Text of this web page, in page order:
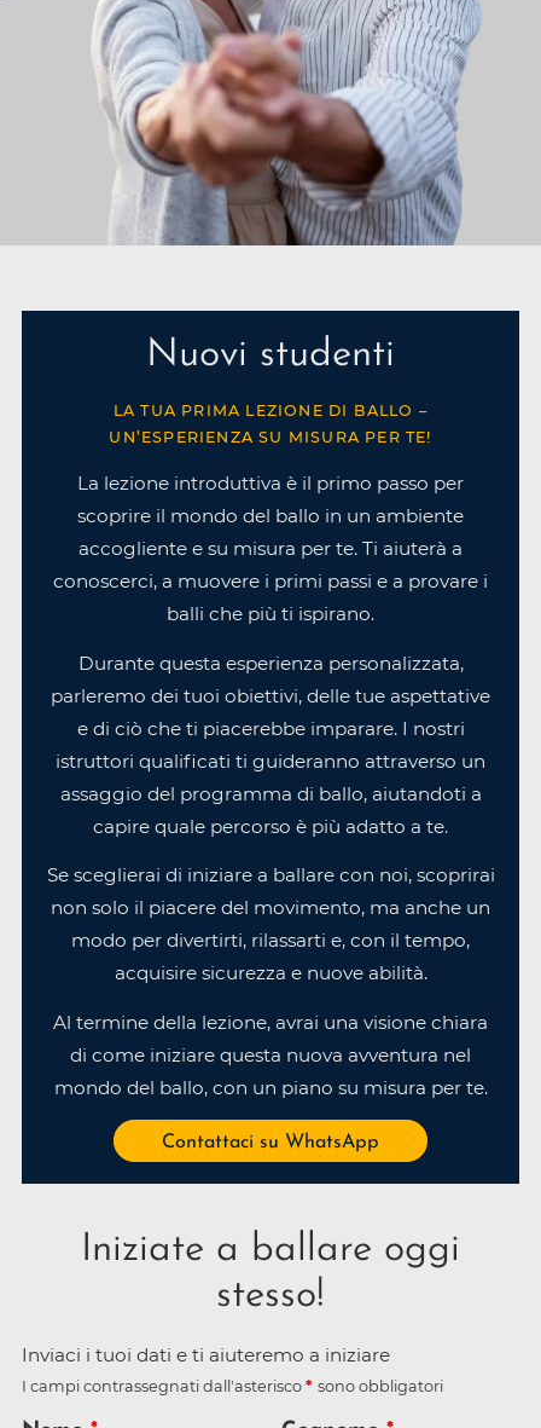
Nuovi studenti
LA TUA PRIMA LEZIONE DI BALLO –
UN’ESPERIENZA SU MISURA PER TE!
La lezione introduttiva è il primo passo per
scoprire il mondo del ballo in un ambiente
accogliente e su misura per te. Ti aiuterà a
conoscerci, a muovere i primi passi e a provare i
balli che più ti ispirano.
Durante questa esperienza personalizzata,
parleremo dei tuoi obiettivi, delle tue aspettative
e di ciò che ti piacerebbe imparare. I nostri
istruttori qualificati ti guideranno attraverso un
assaggio del programma di ballo, aiutandoti a
capire quale percorso è più adatto a te.
Se sceglierai di iniziare a ballare con noi, scoprirai
non solo il piacere del movimento, ma anche un
modo per divertirti, rilassarti e, con il tempo,
acquisire sicurezza e nuove abilità.
Al termine della lezione, avrai una visione chiara
di come iniziare questa nuova avventura nel
mondo del ballo, con un piano su misura per te.
Contattaci su WhatsApp
Iniziate a ballare oggi
stesso!
Inviaci i tuoi dati e ti aiuteremo a iniziare
I campi contrassegnati dall'asterisco sono obbligatori